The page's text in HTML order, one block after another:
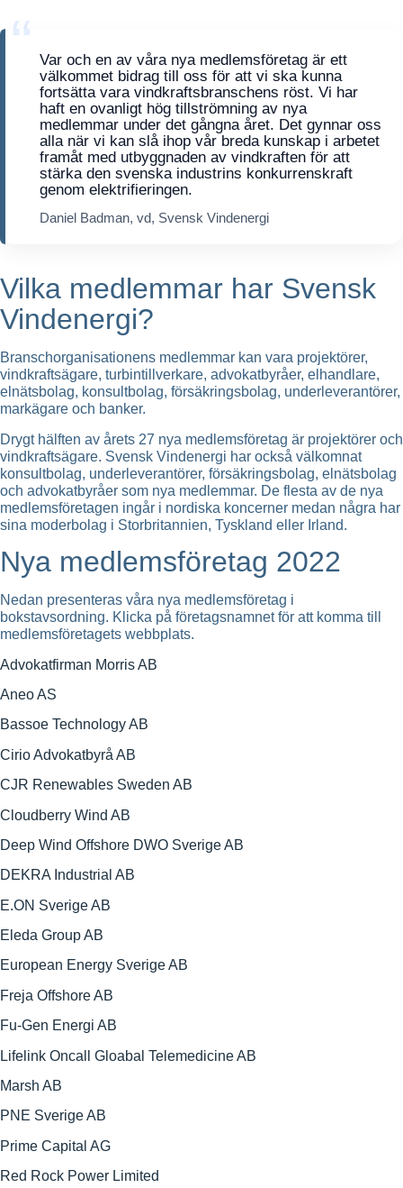
Var och en av våra nya medlemsföretag är ett
välkommet bidrag till oss för att vi ska kunna
fortsätta vara vindkraftsbranschens röst. Vi har
haft en ovanligt hög tillströmning av nya
medlemmar under det gångna året. Det gynnar oss
alla när vi kan slå ihop vår breda kunskap i arbetet
framåt med utbyggnaden av vindkraften för att
stärka den svenska industrins konkurrenskraft
genom elektrifieringen.
Daniel Badman, vd, Svensk Vindenergi
Vilka medlemmar har Svensk
Vindenergi?
Branschorganisationens medlemmar kan vara projektörer,
vindkraftsägare, turbintillverkare, advokatbyråer, elhandlare,
elnätsbolag, konsultbolag, försäkringsbolag, underleverantörer,
markägare och banker.
Drygt hälften av årets 27 nya medlemsföretag är projektörer och
vindkraftsägare. Svensk Vindenergi har också välkomnat
konsultbolag, underleverantörer, försäkringsbolag, elnätsbolag
och advokatbyråer som nya medlemmar. De flesta av de nya
medlemsföretagen ingår i nordiska koncerner medan några har
sina moderbolag i Storbritannien, Tyskland eller Irland.
Nya medlemsföretag 2022
Nedan presenteras våra nya medlemsföretag i
bokstavsordning. Klicka på företagsnamnet för att komma till
medlemsföretagets webbplats.
Advokatfirman Morris AB
Aneo AS
Bassoe Technology AB
Cirio Advokatbyrå AB
CJR Renewables Sweden AB
Cloudberry Wind AB
Deep Wind Offshore DWO Sverige AB
DEKRA Industrial AB
E.ON Sverige AB
Eleda Group AB
European Energy Sverige AB
Freja Offshore AB
Fu-Gen Energi AB
Lifelink Oncall Gloabal Telemedicine AB
Marsh AB
PNE Sverige AB
Prime Capital AG
Red Rock Power Limited